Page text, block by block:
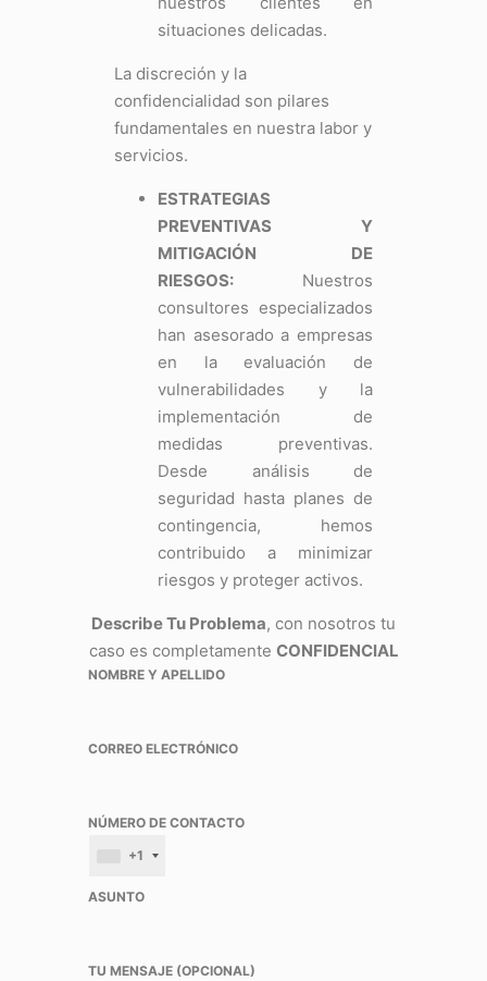
situaciones delicadas.
La discreción y la
confidencialidad son pilares
fundamentales en nuestra labor y
servicios.
ESTRATEGIAS
PREVENTIVAS Y
MITIGACIÓN DE
RIESGOS:Nuestros
consultores especializados
han asesorado a empresas
en la evaluación de
vulnerabilidades y la
implementación de
medidas preventivas.
Desde análisis de
seguridad hasta planes de
contingencia, hemos
contribuido a minimizar
riesgos y proteger activos.
Describe Tu Problema, con nosotros tu
caso es completamente CONFIDENCIAL
NOMBRE Y APELLIDO
CORREO ELECTRÓNICO
NÚMERO DE CONTACTO
+1
ASUNTO
TU MENSAJE (OPCIONAL)